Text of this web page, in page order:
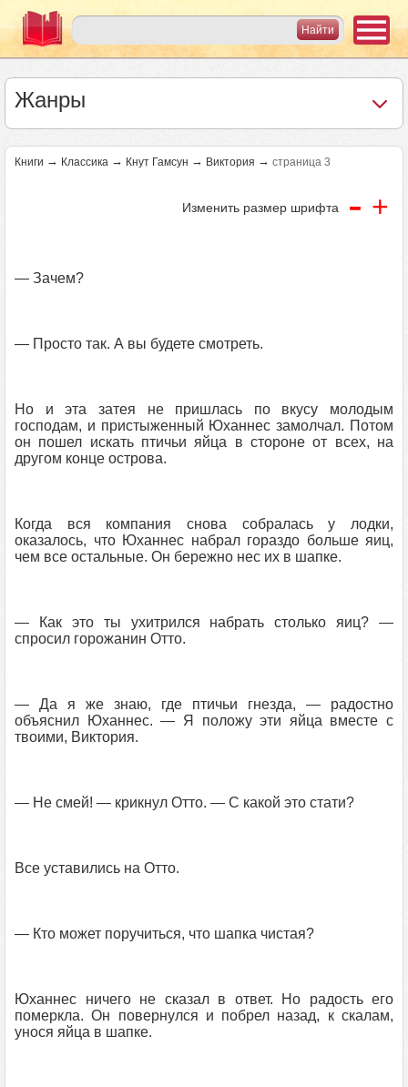
Жанры
Книги → Классика → Кнут Гамсун → Виктория → страница 3
Изменить размер шрифта - +
— Зачем?
— Просто так. А вы будете смотреть.
Но и эта затея не пришлась по вкусу молодым
господам, и пристыженный Юханнес замолчал. Потом
он пошел искать птичьи яйца в стороне от всех, на
другом конце острова.
Когда вся компания снова собралась у лодки,
оказалось, что Юханнес набрал гораздо больше яиц,
чем все остальные. Он бережно нес их в шапке.
— Как это ты ухитрился набрать столько яиц? —
спросил горожанин Отто.
— Да я же знаю, где птичьи гнезда, — радостно
объяснил Юханнес. — Я положу эти яйца вместе с
твоими, Виктория.
— Не смей! — крикнул Отто. — С какой это стати?
Все уставились на Отто.
— Кто может поручиться, что шапка чистая?
Юханнес ничего не сказал в ответ. Но радость его
померкла. Он повернулся и побрел назад, к скалам,
унося яйца в шапке.